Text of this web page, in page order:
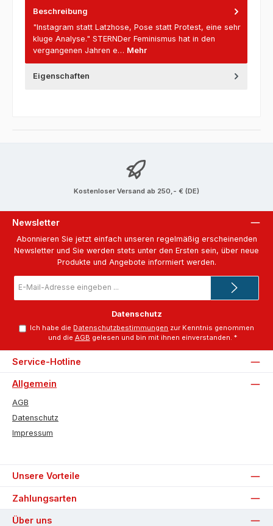
Beschreibung
"Instagram statt Latzhose, Pose statt Protest, eine sehr
kluge Analyse." STERNDer Feminismus hat in den
vergangenen Jahren e… Mehr
Eigenschaften
Kostenloser Versand ab 250,- € (DE)
Newsletter
Abonnieren Sie jetzt einfach unseren regelmäßig erscheinenden
Newsletter und Sie werden stets unter den Ersten sein, über neue
Produkte und Angebote informiert werden.
Mail-
Datenschutz
Ich habe die Datenschutzbestimmungen zur Kenntnis genommen
und die AGB gelesen und bin mit ihnen einverstanden. *
Service-Hotline
Allgemein
AGB
Datenschutz
Impressum
Unsere Vorteile
Zahlungsarten
Über uns